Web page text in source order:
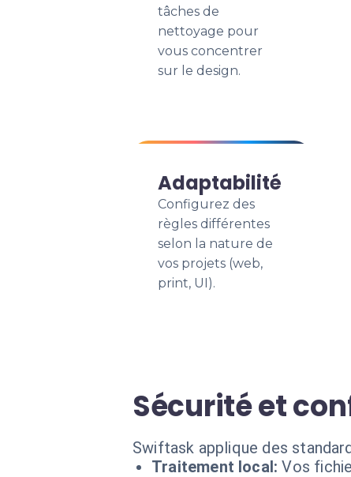
tâches de
nettoyage pour
vous concentrer
sur le design.
Adaptabilité
Configurez des
règles différentes
selon la nature de
vos projets (web,
print, UI).
Sécurité et
Swiftask applique des
Traitement local: Vos